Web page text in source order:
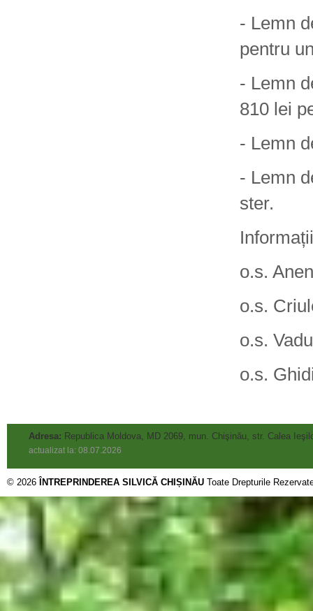
- Lemn
pentru
- Lemn
810 lei
- Lemn
- Lemn
ster.
o.s.
o.s.
o.s.
o.s.
Adresa: Republica Moldova, MD 2069, mun. Chişinău, str. Calea
actualizat la: 08.07.2026
© 2026 ÎNTREPRINDEREA SILVICĂ CHIȘINĂU Toate Drepturile